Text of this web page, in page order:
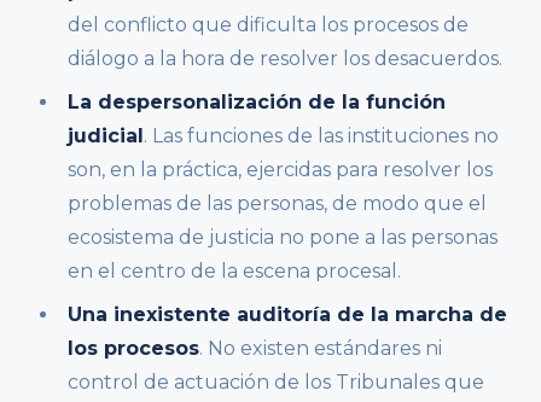
del conflicto que dificulta los procesos de
diálogo a la hora de resolver los desacuerdos.
La despersonalización de la función
judicial. Las funciones de las instituciones no
son, en la práctica, ejercidas para resolver los
problemas de las personas, de modo que el
ecosistema de justicia no pone a las personas
en el centro de la escena procesal.
Una inexistente auditoría de la marcha de
los procesos. No existen estándares ni
control de actuación de los Tribunales que